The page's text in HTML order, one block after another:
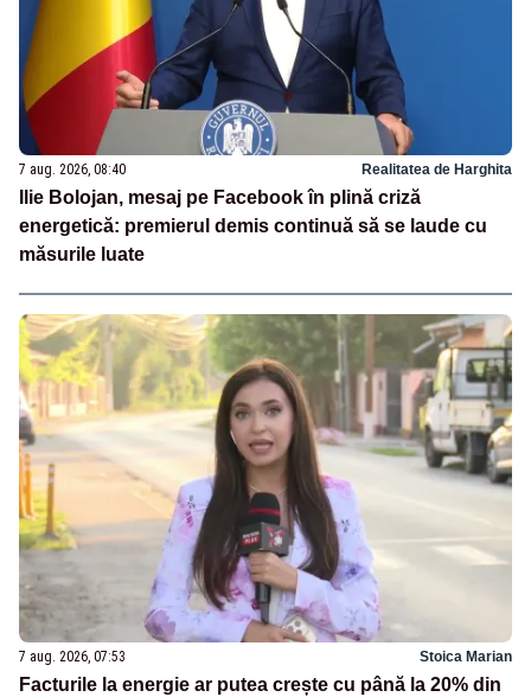
7 aug. 2026, 08:40 Realitatea de Harghita
Ilie Bolojan, mesaj pe Facebook în plină criză
energetică: premierul demis continuă să se laude cu
măsurile luate
7 aug. 2026, 07:53 Stoica Marian
Facturile la energie ar putea crește cu până la 20% din